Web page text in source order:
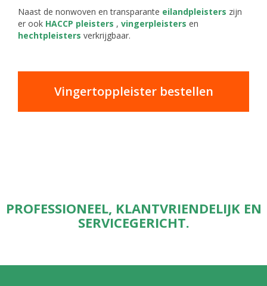
Naast de nonwoven en transparante eilandpleisters zijn
er ook HACCP pleisters , vingerpleisters en
hechtpleisters verkrijgbaar.
Vingertoppleister bestellen
PROFESSIONEEL, KLANTVRIENDELIJK EN
SERVICEGERICHT.